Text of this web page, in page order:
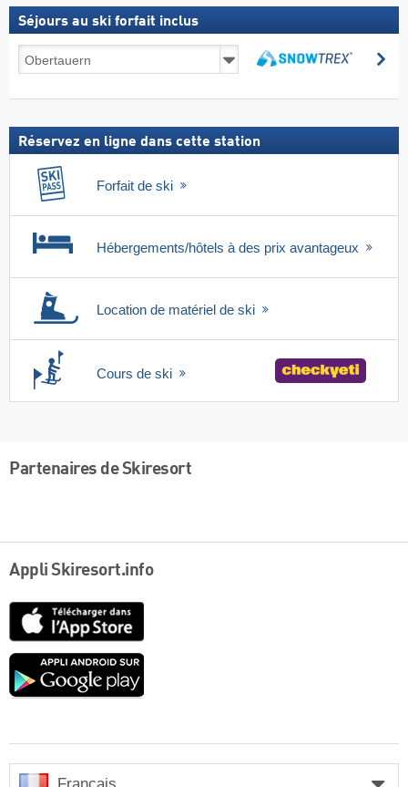
Séjours au ski forfait inclus
au
forfait
Réservez en ligne dans cette station
Forfait de ski
Hébergements/hôtels à des prix avantageux
Location de matériel de ski
Cours de ski
Partenaires de Skiresort
Appli Skiresort.info
Google